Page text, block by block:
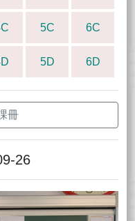
5C 6C
5D 6D
冊
26